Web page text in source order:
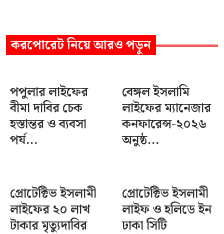
করপোরেটনিয়ে আরও পড়ুন
পপুলার লাইফের
বীমা দাবির চেক
হস্তান্তর ও ব্যবসা
পর্য...
বেঙ্গল ইসলামি
লাইফের ম্যানেজার
কনফারেন্স-২০২৬
অনুষ্ঠ...
প্রোটেক্টিভ ইসলামী
লাইফের ২০ লাখ
টাকার মৃত্যুদাবির
প্রোটেক্টিভ ইসলামী
লাইফ ও হলিডে ইন
ঢাকা সিটি